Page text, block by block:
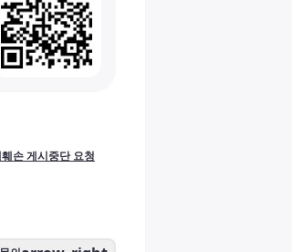
손 게시중단 요청